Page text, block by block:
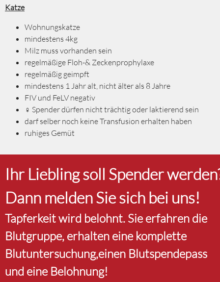
Katze
Wohnungskatze
mindestens 4kg
Milz muss vorhanden sein
regelmäßige Floh-& Zeckenprophylaxe
regelmäßig geimpft
mindestens 1 Jahr alt, nicht älter als 8 Jahre
FIV und FeLV negativ
♀ Spender dürfen nicht trächtig oder laktierend sein
darf selber noch keine Transfusion erhalten haben
ruhiges Gemüt
Ihr Liebling soll Spender
Dann melden Sie sich bei uns!
Tapferkeit wird belohnt. Sie erfahren die
Blutgruppe, erhalten eine komplette
Blutuntersuchung,einen Blutspendepass
und eine Belohnung!